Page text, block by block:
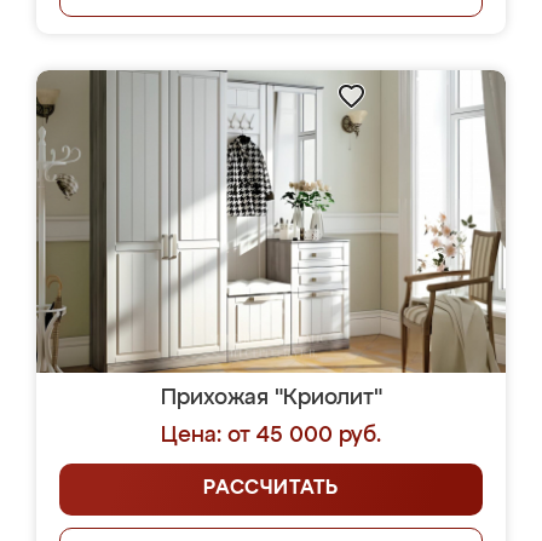
Прихожая "Криолит"
Цена: от 45 000 руб.
РАССЧИТАТЬ